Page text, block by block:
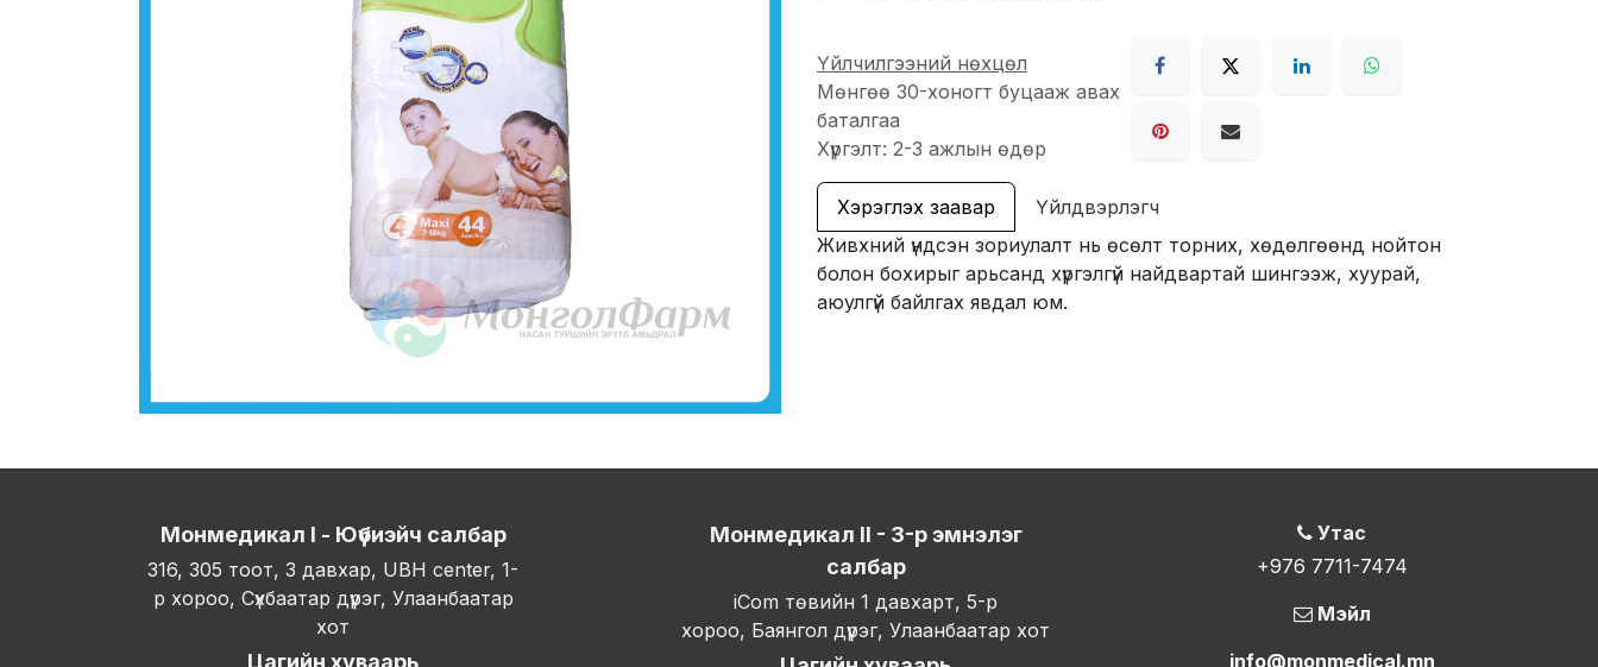
Үйлчилгээний нөхцөл
Мөнгөө 30-хоногт буцааж авах
баталгаа
Хүргэлт: 2-3 ажлын өдөр
Хэрэглэх заавар
Үйлдвэрлэгч
Живхний үндсэн зориулалт нь өсөлт торних, хөдөлгөөнд нойтон
болон бохирыг арьсанд хүргэлгүй найдвартай шингээж, хуурай,
аюулгүй байлгах явдал юм.
Утас
+976 7711-7474
Мэйл
info@monmedical.mn
Монмедикал II - 3-р эмнэлэг
салбар
iCom төвийн 1 давхарт, 5-р
хороо, Баянгол дүүрэг, Улаанбаатар хот
Монмедикал I - Юүбиэйч салбар
316, 305 тоот, 3 давхар, UBH center, 1-
р хороо, Сүхбаатар дүүрэг, Улаанбаатар
хот